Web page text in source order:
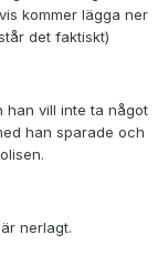
kommer lägga ner
det faktiskt)
han vill inte ta något
han sparade och
nerlagt.